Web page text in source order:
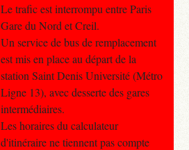
Le trafic est interrompu entre Paris
Gare du Nord et Creil.
Un service de bus de remplacement
est mis en place au départ de la
station Saint Denis Université (Métro
Ligne 13), avec desserte des gares
intermédiaires.
Les horaires du calculateur
d'itinéraire ne tiennent pas compte